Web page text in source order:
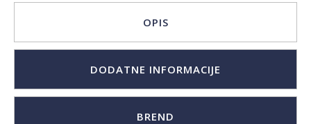
OPIS
DODATNE INFORMACIJE
BREND